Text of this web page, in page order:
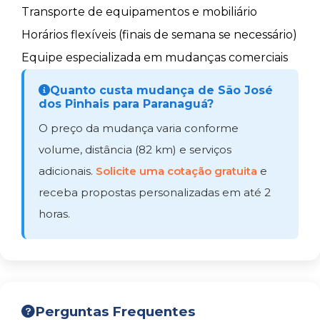
Transporte de equipamentos e mobiliário
Horários flexíveis (finais de semana se necessário)
Equipe especializada em mudanças comerciais
Quanto custa mudança de São José
dos Pinhais para Paranaguá?
O preço da mudança varia conforme
volume, distância (82 km) e serviços
adicionais. Solicite uma cotação gratuita e
receba propostas personalizadas em até 2
horas.
Perguntas Frequentes